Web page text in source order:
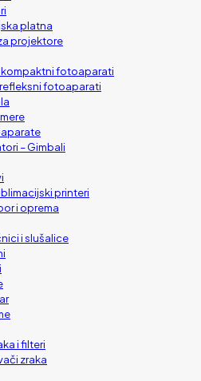
platna
projektore
fotoaparati
fotoaparati
– Gimbali
printeri
i oprema
i slušalice
i filteri
zraka